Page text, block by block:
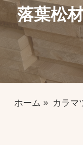
落葉松
ホーム » カラマ